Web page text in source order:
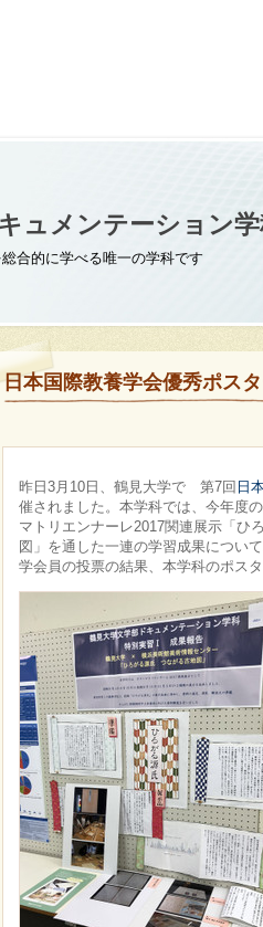
ュメンテーション
合的に学べる唯一の学科です
日本国際教養学会優秀ポス
昨日3月10日、鶴見大学で 第7回 日
催されました。本学科では、今年度
マトリエンナーレ2017関連展示「
図」を通した一連の学習成果につい
学会員の投票の結果、本学科のポス